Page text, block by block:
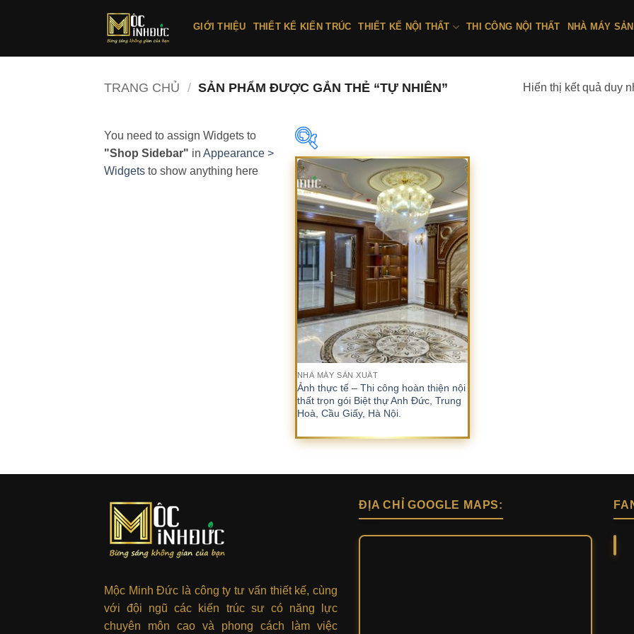
GIỚI THIỆU THIẾT KẾ KIẾN TRÚC THIẾT KẾ NỘI THẤT THI CÔNG NỘI THẤT NHÀ MÁY
TRANG CHỦ / SẢN PHẨM ĐƯỢC GẮN THẺ “TỰ NHIÊN” Hiển thị kết quả duy
You need to assign Widgets to
"Shop Sidebar" in Appearance >
Widgets to show anything here In stock
On sale(1)
Danh mục sản phẩm
Danh mục sản phẩm
Thẻ sản phẩm
NHÀ MÁY SẢN XUẤT
Ảnh thực tế – Thi công hoàn thiện nội
thất trọn gói Biệt thự Anh Đức, Trung
Hoà, Cầu Giấy, Hà Nội.
Mộc Minh Đức là công ty tư vấn thiết kế, cùng
với đội ngũ các kiến trúc sư có năng lực
chuyên môn cao và phong cách làm việc
ĐỊA CHỈ GOOGLE MAPS: